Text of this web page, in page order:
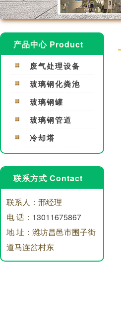
产品中心 Product
废气处理设备
玻璃钢化粪池
玻璃钢罐
玻璃钢管道
冷却塔
联系方式 Contact
联系人：邢经理
电 话： 13011675867
地 址：潍坊昌邑市围子街
道马连岔村东